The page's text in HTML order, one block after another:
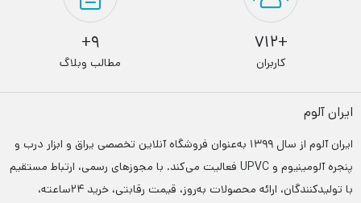
+712
کاربران
9+
مطالب وبلاگ
ایران آلوم
ایران آلوم از سال ۱۳۹۹ به‌عنوان فروشگاه آنلاین تخصصی یراق و ابزار درب‌ و
پنجره آلومینیوم و UPVC فعالیت می‌کند. با مجوزهای رسمی، ارتباط مستقیم
با تولیدکنندگان، ارائه محصولات به‌روز، قیمت رقابتی، خرید ۲۴ساعته،